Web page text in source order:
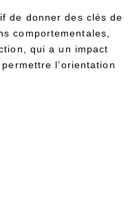
de donner des clés de
comportementales,
qui a un impact
l’orientation